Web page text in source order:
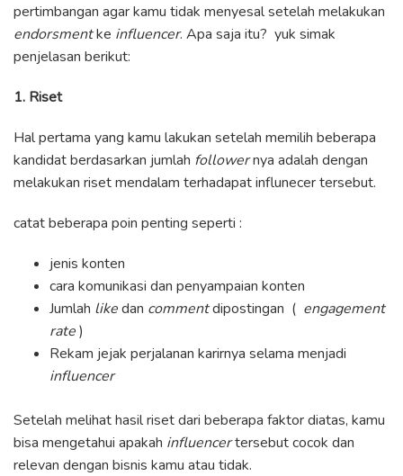
pertimbangan agar kamu tidak menyesal setelah melakukan
endorsmentke influencer. Apa saja itu? yuk simak
penjelasan berikut:
1. Riset
Hal pertama yang kamu lakukan setelah memilih beberapa
kandidat berdasarkan jumlah followernya adalah dengan
melakukan riset mendalam terhadapat influnecer tersebut.
catat beberapa poin penting seperti :
jenis konten
cara komunikasi dan penyampaian konten
Jumlah likedan commentdipostingan ( engagement
rate)
Rekam jejak perjalanan karirnya selama menjadi
influencer
Setelah melihat hasil riset dari beberapa faktor diatas, kamu
bisa mengetahui apakah influencertersebut cocok dan
relevan dengan bisnis kamu atau tidak.